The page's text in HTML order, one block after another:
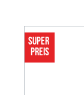
SUPER
PREIS